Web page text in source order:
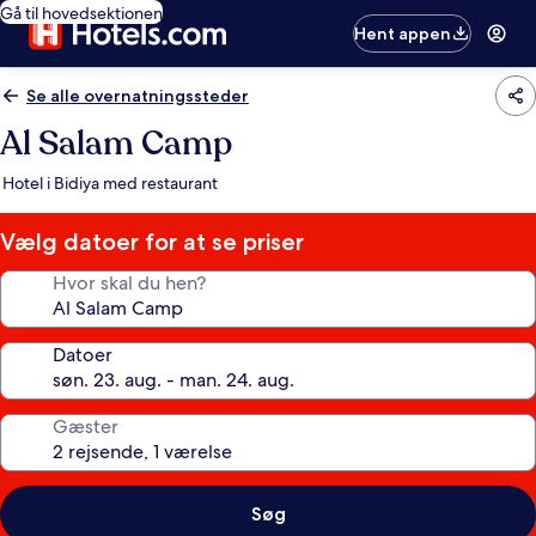
Gå til hovedsektionen
Hent appen
Se alle overnatningssteder
Al Salam Camp
Hotel i Bidiya med restaurant
Vælg datoer for at se priser
Hvor skal du hen?
Datoer
Gæster
Søg